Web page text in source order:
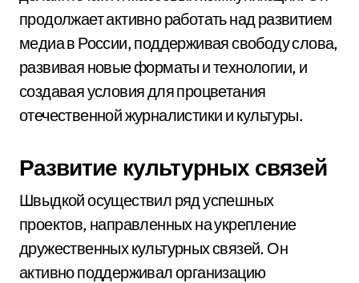
продолжает активно работать над развитием
медиа в России, поддерживая свободу слова,
развивая новые форматы и технологии, и
создавая условия для процветания
отечественной журналистики и культуры.
Развитие культурных связей
Швыдкой осуществил ряд успешных
проектов, направленных на укрепление
дружественных культурных связей. Он
активно поддерживал организацию